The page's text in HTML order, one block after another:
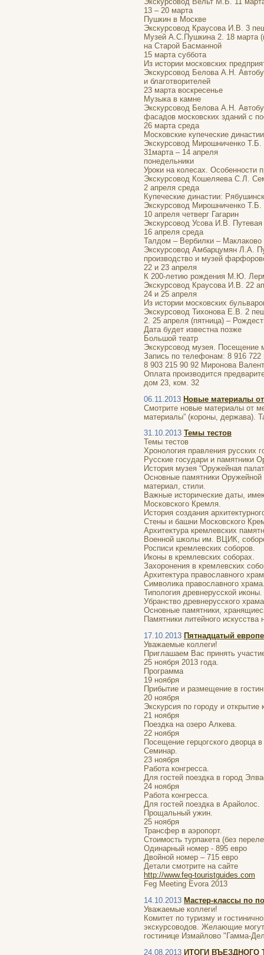
13 – 20 марта
Пушкин в Москве
Экскурсовод Краусова И.В. 3
Музей А.С.Пушкина 2. 18 марта
на Старой Басманной
15 марта суббота
Из истории московских
Экскурсовод Белова А.Н.
и благотворителей
23 марта воскресенье
Музыка в камне
Экскурсовод Белова А.Н.
фасадов московских зданий с
26 марта среда
Московские купеческие
Экскурсовод Мирошниченко Т.Б.
31марта – 14 апреля
понедельники
Уроки на колесах. Особенности
Экскурсовод Кошеляева С.Л.
2 апреля среда
Купеческие династии:
Экскурсовод Мирошниченко Т.Б.
10 апреля четверг Гагарин
Экскурсовод Усова И.В.
16 апреля среда
Талдом – Вербилки – Маклаково
Экскурсовод Амбарцумян Л.А.
производство и музей
22 и 23 апреля
К 200-летию рождения М.Ю.
Экскурсовод Краусова И.В. 22
24 и 25 апреля
Из истории московских
Экскурсовод Тихонова Е.В. 2
2. 25 апреля (пятница) –
Дата будет известна позже
Большой театр
Экскурсовод музея. Посещение
Запись по телефонам: 8 916 722
8 903 215 90 92 Миронова
Оплата производится
дом 23, ком. 32
06.11.2013 Новые материалы
Смотрите новые материалы от
материалы” (короны, держава).
31.10.2013 Темы тестов
Темы тестов
Хронология правления русских
Русские государи и памятники
История музея “Оружейная
Основные памятники Оружейной
материал, стили.
Важные исторические даты,
Московского Кремля.
История создания
Стены и башни Московского
Архитектура кремлевских
Военной школы им. ВЦИК,
Росписи кремлевских соборов.
Иконы в кремлевских соборах.
Захоронения в кремлевских
Архитектура православного
Символика православного
Типология древнерусской иконы.
Убранство древнерусского
Основные памятники,
Памятники литейного
17.10.2013 Пятнадцатый
Уважаемые коллеги!
Приглашаем Вас принять
25 ноября 2013 года.
Программа
19 ноября
Прибытие и размещение в
20 ноября
Экскурсия по городу и открытие
21 ноября
Поездка на озеро Алкева.
22 ноября
Посещение герцогского дворца
Семинар.
23 ноября
Работа конгресса.
Для гостей поездка в город
24 ноября
Работа конгресса.
Для гостей поездка в Арайолос.
Прощальный ужин.
25 ноября
Трансфер в аэропорт.
Стоимость турпакета (без
Одинарный номер - 895 евро
Двойной номер – 715 евро
Детали смотрите на сайте
http://www.feg-touristguides.com
Feg Meeting Evora 2013
14.10.2013 Мастер-классы по
Уважаемые коллеги!
Комитет по туризму и
экскурсоводов. Желающие могут
гостинице Измайлово "Гамма-
24.08.2013 ИТОГИ ВЪЕЗДНОГО